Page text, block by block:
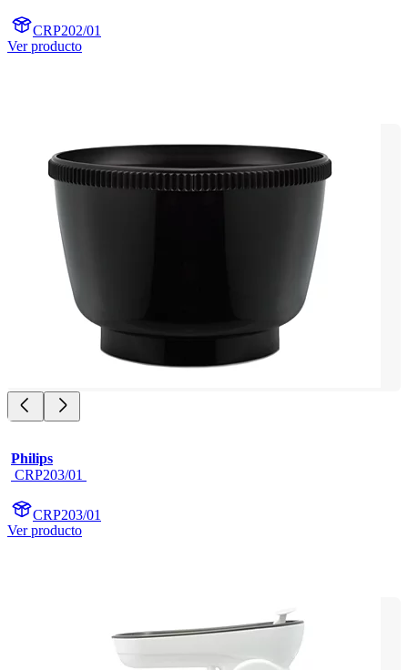
CRP202/01
Ver producto
Philips
CRP203/01
CRP203/01
Ver producto